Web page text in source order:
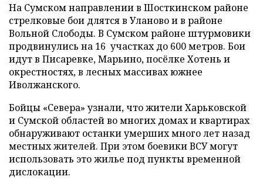
На Сумском направлении в Шосткинском районе
стрелковые бои длятся в Уланово и в районе
Вольной Слободы. В Сумском районе штурмовики
продвинулись на 16 участках до 600 метров. Бои
идут в Писаревке, Марьино, посёлке Хотень и
окрестностях, в лесных массивах южнее
Иволжанского.
Бойцы «Севера» узнали, что жители Харьковской
и Сумской областей во многих домах и квартирах
обнаруживают останки умерших много лет назад
местных жителей. При этом боевики ВСУ могут
использовать это жилье под пункты временной
дислокации.